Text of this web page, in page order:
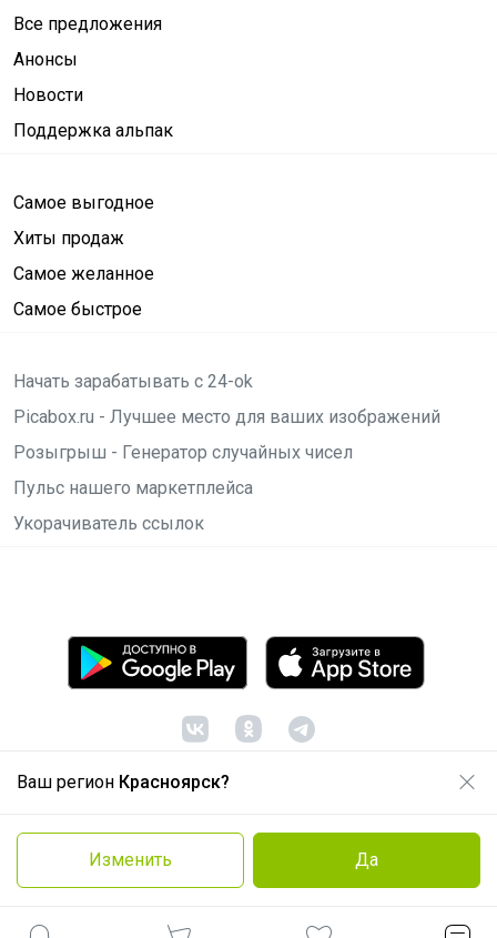
Ваш регион Красноярск?
Изменить Да
Все предложения
Анонсы
Новости
Поддержка альпак
Самое выгодное
Хиты продаж
Самое желанное
Самое быстрое
Начать зарабатывать с 24-ok
Picabox.ru - Лучшее место для ваших изображений
Розыгрыш - Генератор случайных чисел
Пульс нашего маркетплейса
Укорачиватель ссылок
© ООО "Лявита", ОГРН 1122468054070, 2012 -2026
Политика конфиденциальности
Cоглашение пользователя